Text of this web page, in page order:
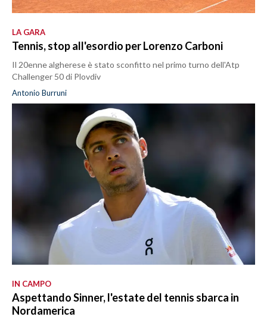
LA GARA
Tennis, stop all'esordio per Lorenzo Carboni
Il 20enne algherese è stato sconfitto nel primo turno dell'Atp
Challenger 50 di Plovdiv
Antonio Burruni
IN CAMPO
Aspettando Sinner, l'estate del tennis sbarca in
Nordamerica